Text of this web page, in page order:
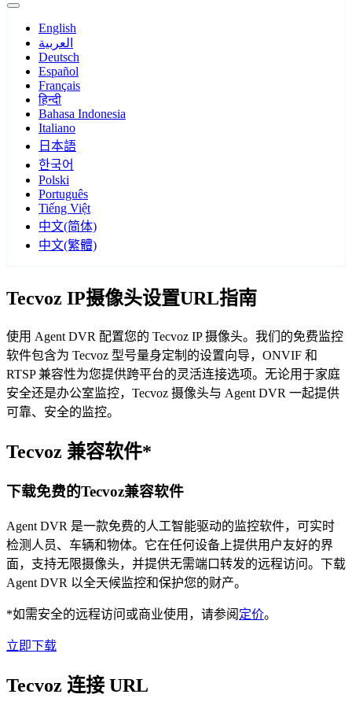
English
العربية
Deutsch
Español
Français
हिन्दी
Bahasa Indonesia
Italiano
日本語
한국어
Polski
Português
Tiếng Việt
中文(简体)
中文(繁體)
Tecvoz IP摄像头设置URL指南
使用 Agent DVR 配置您的 Tecvoz IP 摄像头。我们的免费监控
软件包含为 Tecvoz 型号量身定制的设置向导，ONVIF 和
RTSP 兼容性为您提供跨平台的灵活连接选项。无论用于家庭
安全还是办公室监控，Tecvoz 摄像头与 Agent DVR 一起提供
可靠、安全的监控。
Tecvoz 兼容软件*
下载免费的Tecvoz兼容软件
Agent DVR 是一款免费的人工智能驱动的监控软件，可实时
检测人员、车辆和物体。它在任何设备上提供用户友好的界
面，支持无限摄像头，并提供无需端口转发的远程访问。下载
Agent DVR 以全天候监控和保护您的财产。
*如需安全的远程访问或商业使用，请参阅 定价。
立即下载
Tecvoz 连接 URL